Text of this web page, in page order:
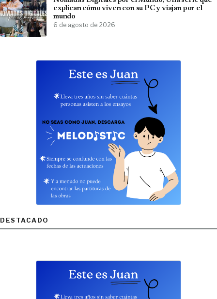
explican cómo viven con su PC y viajan por el
mundo
6 de agosto de 2026
DESTACADO